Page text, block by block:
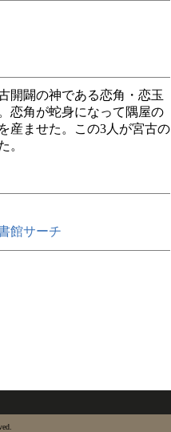
開闢の神である恋角・恋玉
恋角が蛇身になって隅屋の
産ませた。この3人が宮古の
。
館サーチ